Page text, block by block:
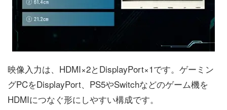
映像入力は、HDMI×2とDisplayPort×1です。ゲーミン
グPCをDisplayPort、PS5やSwitchなどのゲーム機を
HDMIにつなぐ形にしやすい構成です。